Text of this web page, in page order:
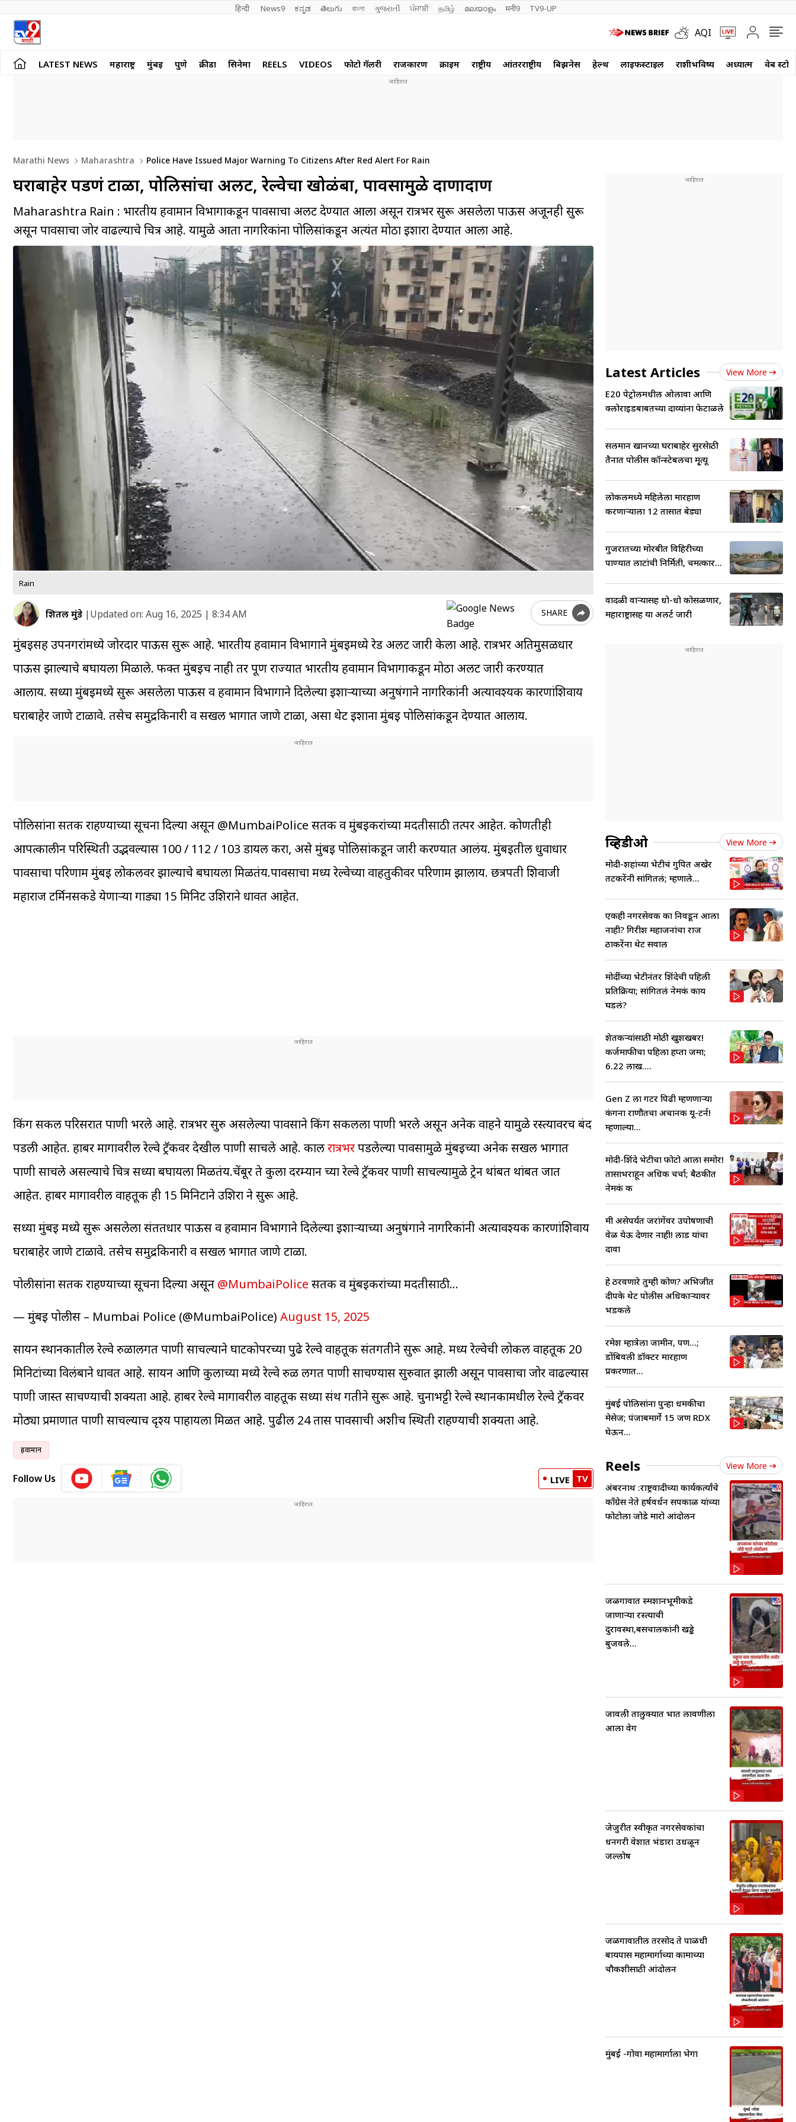
हिन्दी News9 ಕನ್ನಡ తెలుగు বাংলা ગુજરાતી ਪੰਜਾਬੀ தமிழ் മലയാളം मनी9 TV9-UP
AQI
LATEST NEWS महाराष्ट्र मुंबई पुणे क्रीडा सिनेमा REELS VIDEOS फोटो गॅलरी राजकारण क्राईम राष्ट्रीय आंतरराष्ट्रीय बिझनेस हेल्थ लाईफस्टाईल राशीभविष्य अध्यात्म वेब
Marathi News Maharashtra Police Have Issued Major Warning To Citizens After Red Alert For Rain
घराबाहेर पडणं टाळा, पोलिसांचा अलर्ट, रेल्वेचा खोळंबा, पावसामुळे दाणादाण
Maharashtra Rain : भारतीय हवामान विभागाकडून पावसाचा अलर्ट देण्यात आला असून रात्रभर सुरू असलेला पाऊस अजूनही सुरू
असून पावसाचा जोर वाढल्याचे चित्र आहे. यामुळे आता नागरिकांना पोलिसांकडून अत्यंत मोठा इशारा देण्यात आला आहे.
Rain
शितल मुंडे |Updated on: Aug 16, 2025 | 8:34 AM SHARE
मुंबईसह उपनगरांमध्ये जोरदार पाऊस सुरू आहे. भारतीय हवामान विभागाने मुंबईमध्ये रेड अलर्ट जारी केला आहे. रात्रभर अतिमुसळधार
पाऊस झाल्याचे बघायला मिळाले. फक्त मुंबईच नाही तर पूर्ण राज्यात भारतीय हवामान विभागाकडून मोठा अलर्ट जारी करण्यात
आलाय. सध्या मुंबईमध्ये सुरू असलेला पाऊस व हवामान विभागाने दिलेल्या इशाऱ्याच्या अनुषंगाने नागरिकांनी अत्यावश्यक कारणांशिवाय
घराबाहेर जाणे टाळावे. तसेच समुद्रकिनारी व सखल भागात जाणे टाळा, असा थेट इशाना मुंबई पोलिसांकडून देण्यात आलाय.
पोलिसांना सतर्क राहण्याच्या सूचना दिल्या असून @MumbaiPolice सतर्क व मुंबईकरांच्या मदतीसाठी तत्पर आहेत. कोणतीही
आपत्कालीन परिस्थिती उद्भवल्यास 100 / 112 / 103 डायल करा, असे मुंबई पोलिसांकडून जारी करण्यात आलंय. मुंबईतील धुवाधार
पावसाचा परिणाम मुंबई लोकलवर झाल्याचे बघायला मिळतंय.पावसाचा मध्य रेल्वेच्या वाहतुकीवर परिणाम झालाय. छत्रपती शिवाजी
महाराज टर्मिनसकडे येणाऱ्या गाड्या 15 मिनिट उशिराने धावत आहेत.
किंग सर्कल परिसरात पाणी भरले आहे. रात्रभर सुरु असलेल्या पावसाने किंग सर्कलला पाणी भरले असून अनेक वाहने यामुळे रस्त्यावरच बंद
पडली आहेत. हार्बर मार्गावरील रेल्वे ट्रॅकवर देखील पाणी साचले आहे. कालरात्रभरपडलेल्या पावसामुळे मुंबईच्या अनेक सखल भागात
पाणी साचले असल्याचे चित्र सध्या बघायला मिळतंय.चेंबूर ते कुर्ला दरम्यान च्या रेल्वे ट्रॅकवर पाणी साचल्यामुळे ट्रेन थांबत थांबत जात
आहेत. हार्बर मार्गावरील वाहतूक ही 15 मिनिटाने उशिरा ने सुरू आहे.
सध्या मुंबई मध्ये सुरू असलेला संततधार पाऊस व हवामान विभागाने दिलेल्या इशाऱ्याच्या अनुषंगाने नागरिकांनी अत्यावश्यक कारणांशिवाय
घराबाहेर जाणे टाळावे. तसेच समुद्रकिनारी व सखल भागात जाणे टाळा.
पोलीसांना सतर्क राहण्याच्या सूचना दिल्या असून @MumbaiPolice सतर्क व मुंबईकरांच्या मदतीसाठी…
— मुंबई पोलीस – Mumbai Police (@MumbaiPolice) August 15, 2025
सायन स्थानकातील रेल्वे रुळालगत पाणी साचल्याने घाटकोपरच्या पुढे रेल्वे वाहतूक संतगतीने सुरू आहे. मध्य रेल्वेची लोकल वाहतूक 20
मिनिटांच्या विलंबाने धावत आहे. सायन आणि कुर्लाच्या मध्ये रेल्वे रुळ लगत पाणी साचण्यास सुरुवात झाली असून पावसाचा जोर वाढल्यास
पाणी जास्त साचण्याची शक्यता आहे. हार्बर रेल्वे मार्गावरील वाहतूक सध्या संथ गतीने सुरू आहे. चुनाभट्टी रेल्वे स्थानकामधील रेल्वे ट्रॅकवर
मोठ्या प्रमाणात पाणी साचल्याच दृश्य पाहायला मिळत आहे. पुढील 24 तास पावसाची अशीच स्थिती राहण्याची शक्यता आहे.
हवामान
Follow Us LIVE TV
Latest Articles View More
E20 पेट्रोलमधील ओलावा आणि
क्लोराइडबाबतच्या दाव्यांना फेटाळले
सलमान खानच्या घराबाहेर सुरक्षेसाठी
तैनात पोलीस कॉन्स्टेबलचा मृ्त्यू
लोकलमध्ये महिलेला मारहाण
करणाऱ्याला 12 तासात बेड्या
गुजरातच्या मोरबीत विहिरीच्या
पाण्यात लाटांची निर्मिती, चमत्कार...
वादळी वाऱ्यासह धो-धो कोसळणार,
महाराष्ट्रासह या अलर्ट जारी
व्हिडीओ View More
मोदी-शहांच्या भेटीचं गुपित अखेर
तटकरेंनी सांगितलं; म्हणाले...
एकही नगरसेवक का निवडून आला
नाही? गिरीश महाजनांचा राज
ठाकरेंना थेट सवाल
मोदींच्या भेटीनंतर शिंदेची पहिली
प्रतिक्रिया; सांगितलं नेमकं काय
घडलं?
शेतकऱ्यांसाठी मोठी खुशखबर!
कर्जमाफीचा पहिला हप्ता जमा;
6.22 लाख....
Gen Z ला गटर पिढी म्हणणाऱ्या
कंगना राणौतचा अचानक यू-टर्न!
म्हणाल्या...
मोदी-शिंदे भेटीचा फोटो आला समोर!
तासाभराहून अधिक चर्चा; बैठकीत
नेमकं क
मी असेपर्यंत जरांगेंवर उपोषणाची
वेळ येऊ देणार नाही! लाड यांचा
दावा
हे ठरवणारे तुम्ही कोण? अभिजीत
दीपके थेट पोलीस अधिकाऱ्यावर
भडकले
रमेश म्हात्रेला जामीन, पण...;
डोंबिवली डॉक्टर मारहाण
प्रकरणात...
मुंबई पोलिसांना पुन्हा धमकीचा
मेसेज; पंजाबमार्गे 15 जण RDX
घेऊन...
Reels View More
अंबरनाथ :राष्ट्रवादीच्या कार्यकर्त्यांचे
काँग्रेस नेते हर्षवर्धन सपकाळ यांच्या
फोटोला जोडे मारो आंदोलन
जळगावात स्मशानभूमीकडे
जाणाऱ्या रस्त्याची
दुरावस्था,बसचालकांनी खड्डे
बुजवले...
जावली तालुक्यात भात लावणीला
आला वेग
जेजुरीत स्वीकृत नगरसेवकांचा
धनगरी वेशात भंडारा उधळून
जल्लोष
जळगावातील तरसोद ते पाळधी
बायपास महामार्गाच्या कामाच्या
चौकशीसाठी आंदोलन
मुंबई -गोवा महामार्गाला भेगा